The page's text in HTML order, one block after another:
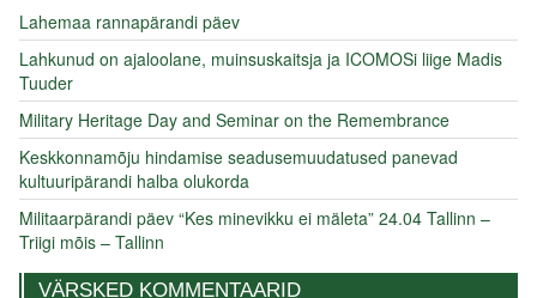
Lahemaa rannapärandi päev
Lahkunud on ajaloolane, muinsuskaitsja ja ICOMOSi liige Madis
Tuuder
Military Heritage Day and Seminar on the Remembrance
Keskkonnamõju hindamise seadusemuudatused panevad
kultuuripärandi halba olukorda
Militaarpärandi päev “Kes minevikku ei mäleta” 24.04 Tallinn –
Triigi mõis – Tallinn
VÄRSKED KOMMENTAARID